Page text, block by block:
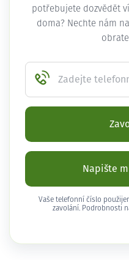
potřebujete dozvědět
doma? Nechte nám
Zadejte
Napište
Vaše telefonní číslo
zavolání. Podrobnosti